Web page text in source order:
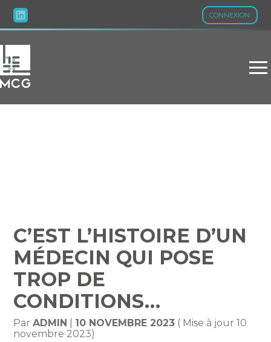
CONNEXION
Aller
au
C’EST L’HISTOIRE D’UN
MÉDECIN QUI POSE
TROP DE
CONDITIONS…
ParADMIN 10 NOVEMBRE 2023 ( Mise à jour 10
novembre 2023)